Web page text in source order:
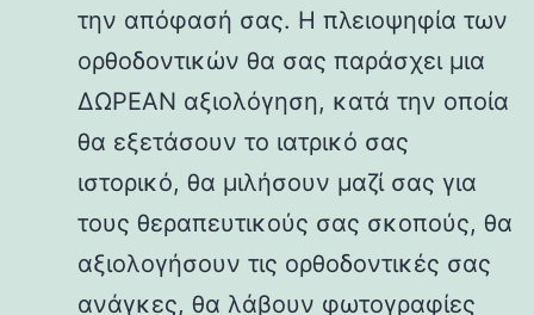
την απόφασή σας. Η πλειοψηφία των
ορθοδοντικών θα σας παράσχει μια
ΔΩΡΕΑΝ αξιολόγηση, κατά την οποία
θα εξετάσουν το ιατρικό σας
ιστορικό, θα μιλήσουν μαζί σας για
τους θεραπευτικούς σας σκοπούς, θα
αξιολογήσουν τις ορθοδοντικές σας
ανάγκες, θα λάβουν φωτογραφίες